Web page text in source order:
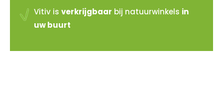
Vitiv is verkrijgbaar bij natuurwinkels in
uw buurt